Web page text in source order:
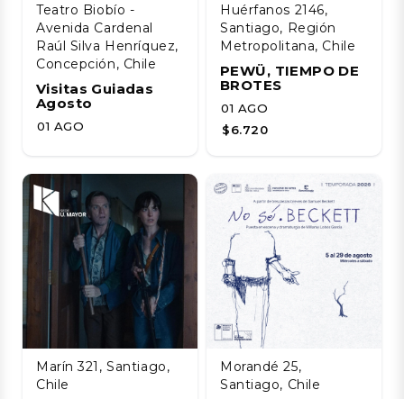
Teatro Biobío -
Avenida Cardenal
Raúl Silva Henríquez,
Concepción, Chile
Visitas Guiadas
Agosto
01 AGO
Huérfanos 2146,
Santiago, Región
Metropolitana, Chile
PEWÜ, TIEMPO DE
BROTES
01 AGO
$6.720
Marín 321, Santiago,
Chile
Morandé 25,
Santiago, Chile